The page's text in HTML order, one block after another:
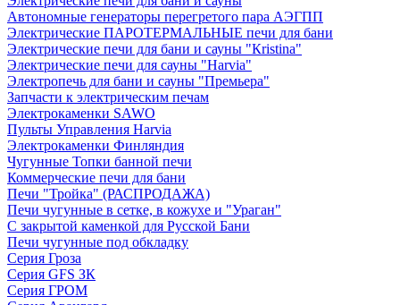
Автономные генераторы перегретого пара АЭГПП
Электрические ПАРОТЕРМАЛЬНЫЕ печи для бани
Электрические печи для бани и сауны "Кristina"
Электрические печи для сауны "Harvia"
Электропечь для бани и сауны "Премьера"
Запчасти к электрическим печам
Электрокаменки SAWO
Пульты Управления Harvia
Электрокаменки Финляндия
Чугунные Топки банной печи
Коммерческие печи для бани
Печи "Тройка" (РАСПРОДАЖА)
Печи чугунные в сетке, в кожухе и "Ураган"
С закрытой каменкой для Русской Бани
Печи чугунные под обкладку
Серия Гроза
Серия GFS ЗК
Серия ГРОМ